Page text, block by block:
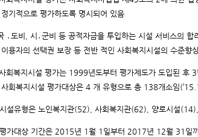
기적으로 평가하도록 명시되어 있음
도비, 시․군비 등 공적자금을 투입하는 시설 서비스의 합
용자의 선택권 보장 등 전반 적인 사회복지시설의 수준향
회복지시설 평가는 1999년도부터 평가제도가 도입된 후
사회복지시설 평가대상은 4 개 유형으로 총 138개소임
설유형은 노인복지관(52), 사회복지관(62), 양로시설
가대상 기간은 2015년 1월 1일부터 2017년 12월 31일